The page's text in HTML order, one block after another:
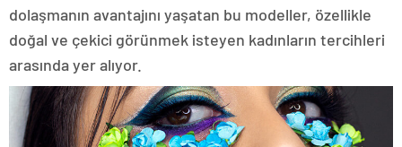
dolaşmanın avantajını yaşatan bu modeller, özellikle
doğal ve çekici görünmek isteyen kadınların tercihleri
arasında yer alıyor.